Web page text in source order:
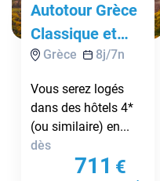
Autotour Grèce
Classique et
Météores ****
Grèce 8j/7n
Vous serez logés
dans des hôtels 4*
(ou similaire) en...
dès
711 €